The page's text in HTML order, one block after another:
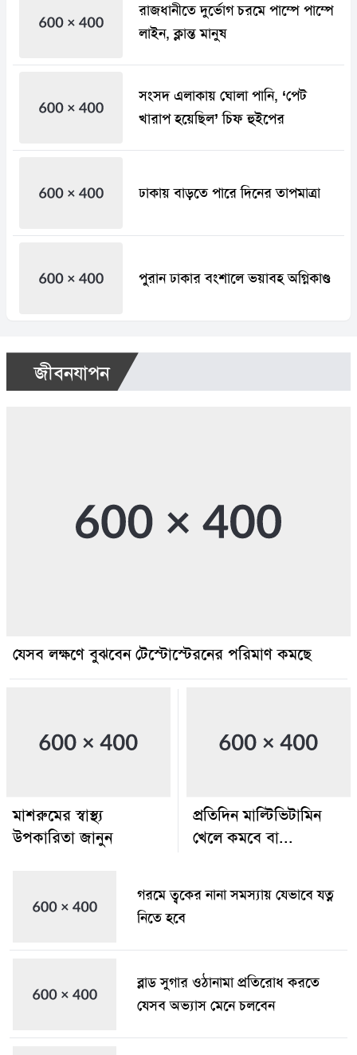
রাজধানীতে দুর্ভোগ চরমে পাম্পে পাম্পে
লাইন, ক্লান্ত মানুষ
সংসদ এলাকায় ঘোলা পানি, ‘পেট
খারাপ হয়েছিল’ চিফ হুইপের
ঢাকায় বাড়তে পারে দিনের তাপমাত্রা
পুরান ঢাকার বংশালে ভয়াবহ অগ্নিকাণ্ড
জীবনযাপন
যেসব লক্ষণে বুঝবেন টেস্টোস্টেরনের পরিমাণ কমছে
মাশরুমের স্বাস্থ্য
উপকারিতা জানুন
প্রতিদিন মাল্টিভিটামিন
খেলে কমবে বা...
গরমে ত্বকের নানা সমস্যায় যেভাবে যত্ন
নিতে হবে
ব্লাড সুগার ওঠানামা প্রতিরোধ করতে
যেসব অভ্যাস মেনে চলবেন